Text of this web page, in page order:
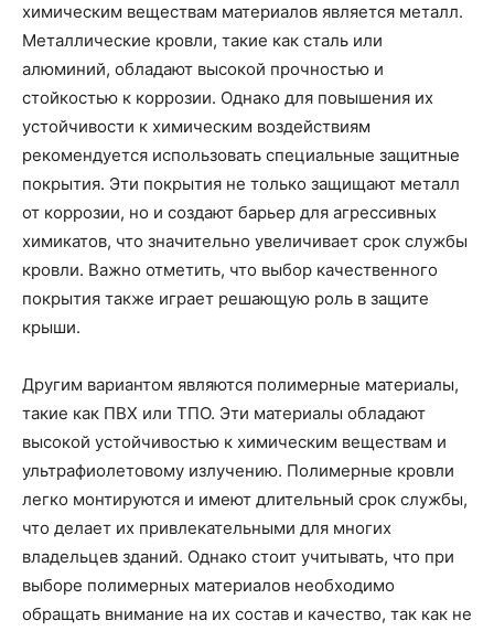
химическим веществам материалов является металл.
Металлические кровли, такие как сталь или
алюминий, обладают высокой прочностью и
стойкостью к коррозии. Однако для повышения их
устойчивости к химическим воздействиям
рекомендуется использовать специальные защитные
покрытия. Эти покрытия не только защищают металл
от коррозии, но и создают барьер для агрессивных
химикатов, что значительно увеличивает срок службы
кровли. Важно отметить, что выбор качественного
покрытия также играет решающую роль в защите
крыши.
Другим вариантом являются полимерные материалы,
такие как ПВХ или ТПО. Эти материалы обладают
высокой устойчивостью к химическим веществам и
ультрафиолетовому излучению. Полимерные кровли
легко монтируются и имеют длительный срок службы,
что делает их привлекательными для многих
владельцев зданий. Однако стоит учитывать, что при
выборе полимерных материалов необходимо
обращать внимание на их состав и качество, так как не